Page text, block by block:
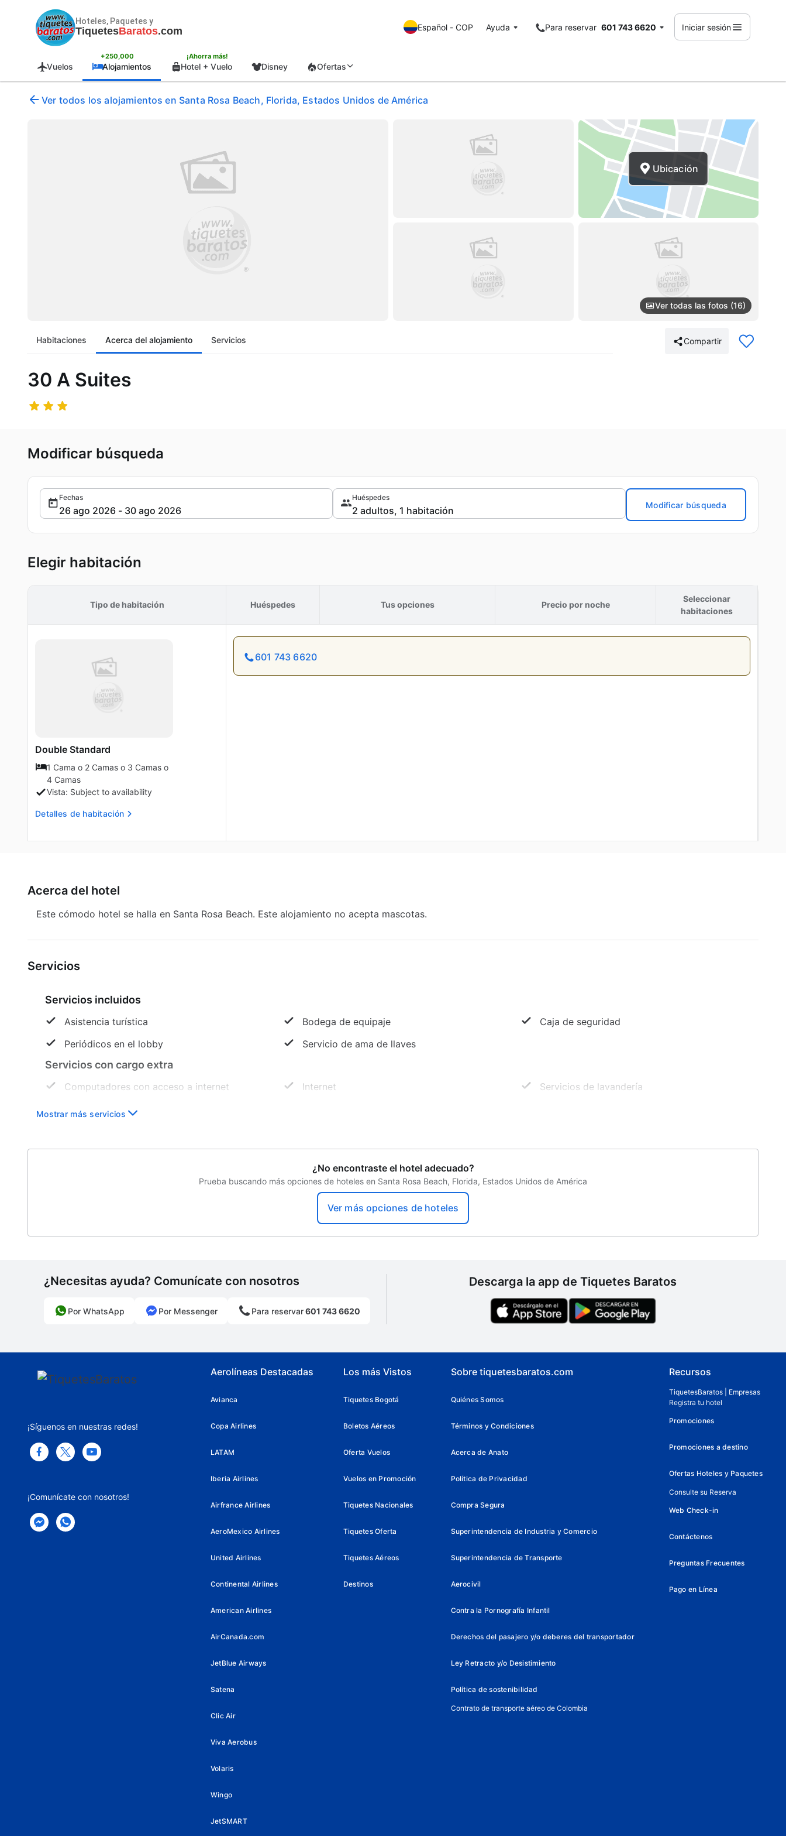
Hoteles, Paquetes y
TiquetesBaratos.com Español - COP Ayuda Para reservar 601 743 6620 Iniciar sesión
Vuelos
+250,000
Alojamientos
¡Ahorra más!
Hotel + Vuelo Disney Ofertas
Ver todos los alojamientos en Santa Rosa Beach, Florida, Estados Unidos de América
Ver todas las fotos (16)
Ubicación
Habitaciones Acerca del alojamiento Servicios Compartir
30 A Suites
Modificar búsqueda
Fechas Huéspedes
Modificar búsqueda
Elegir habitación
Tipo de habitación Huéspedes Tus opciones Precio por noche
Seleccionar
habitaciones
Double Standard
1 Cama o 2 Camas o 3 Camas o
4 Camas
Vista: Subject to availability
Detalles de habitación
601 743 6620
Acerca del hotel
Este cómodo hotel se halla en Santa Rosa Beach. Este alojamiento no acepta mascotas.
Servicios
Servicios incluidos
Asistencia turística Bodega de equipaje
Caja de seguridad
Periódicos en el lobby
Servicio de ama de llaves
Servicios con cargo extra
Computadores con acceso a internet Internet
Servicios de lavandería
Servicios ejecutivos
Mostrar más servicios
¿No encontraste el hotel adecuado?
Prueba buscando más opciones de hoteles en Santa Rosa Beach, Florida, Estados Unidos de América
Ver más opciones de hoteles
¿Necesitas ayuda? Comunícate con nosotros
Por WhatsApp Por Messenger Para reservar601 743 6620
Descarga la app de Tiquetes Baratos
¡Síguenos en nuestras redes!
¡Comunícate con nosotros!
Aerolíneas Destacadas
Avianca
Copa Airlines
LATAM
Iberia Airlines
Airfrance Airlines
AeroMexico Airlines
United Airlines
Continental Airlines
American Airlines
AirCanada.com
JetBlue Airways
Satena
Clic Air
Viva Aerobus
Volaris
Wingo
JetSMART
Los más Vistos
Tiquetes Bogotá
Boletos Aéreos
Oferta Vuelos
Vuelos en Promoción
Tiquetes Nacionales
Tiquetes Oferta
Tiquetes Aéreos
Destinos
Sobre tiquetesbaratos.com
Quiénes Somos
Términos y Condiciones
Acerca de Anato
Política de Privacidad
Compra Segura
Superintendencia de Industria y Comercio
Superintendencia de Transporte
Aerocivil
Contra la Pornografía Infantil
Derechos del pasajero y/o deberes del transportador
Ley Retracto y/o Desistimiento
Política de sostenibilidad
Contrato de transporte aéreo de Colombia
Recursos
TiquetesBaratos | Empresas
Registra tu hotel
Promociones
Promociones a destino
Ofertas Hoteles y Paquetes
Consulte su Reserva
Web Check-in
Contáctenos
Preguntas Frecuentes
Pago en Línea